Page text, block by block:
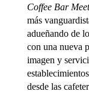
Coffee Bar
más
adueñando de
con una nueva
imagen y
desde las